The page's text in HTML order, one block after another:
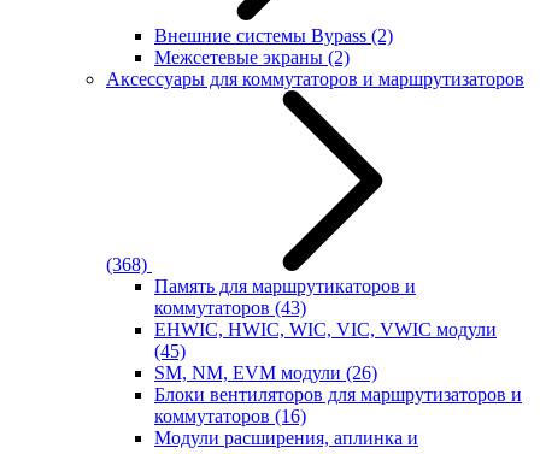
Внешние системы Bypass (2)
Межсетевые экраны (2)
Аксессуары для коммутаторов и маршрутизаторов
(368)
Память для маршрутикаторов и
коммутаторов (43)
EHWIC, HWIC, WIC, VIC, VWIC модули
(45)
SM, NM, EVM модули (26)
Блоки вентиляторов для маршрутизаторов и
коммутаторов (16)
Модули расширения, аплинка и